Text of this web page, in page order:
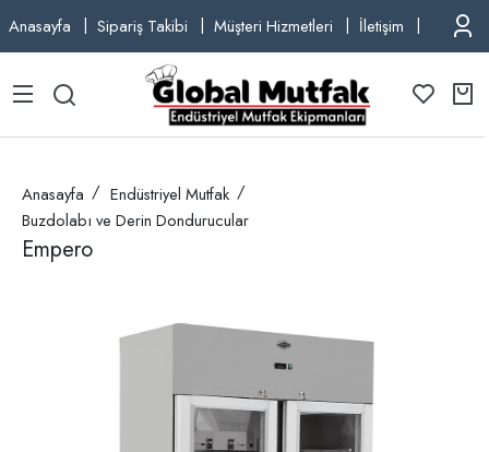
Anasayfa Sipariş Takibi Müşteri Hizmetleri İletişim TEL:
Anasayfa
Endüstriyel Mutfak
Buzdolabı ve Derin Dondurucular
Empero